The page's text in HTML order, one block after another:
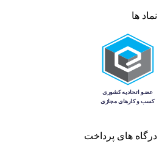
نماد ها
درگاه های پرداخت